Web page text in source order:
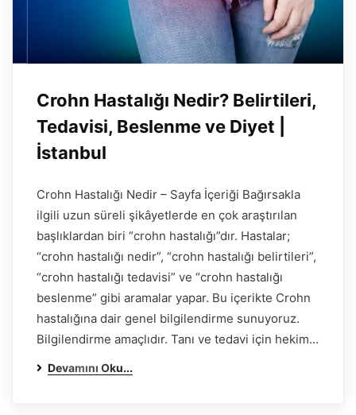
Crohn Hastalığı Nedir? Belirtileri,
Tedavisi, Beslenme ve Diyet |
İstanbul
Crohn Hastalığı Nedir – Sayfa İçeriği Bağırsakla
ilgili uzun süreli şikâyetlerde en çok araştırılan
başlıklardan biri “crohn hastalığı”dır. Hastalar;
“crohn hastalığı nedir”, “crohn hastalığı belirtileri”,
“crohn hastalığı tedavisi” ve “crohn hastalığı
beslenme” gibi aramalar yapar. Bu içerikte Crohn
hastalığına dair genel bilgilendirme sunuyoruz.
Bilgilendirme amaçlıdır. Tanı ve tedavi için hekim…
Devamını Oku...